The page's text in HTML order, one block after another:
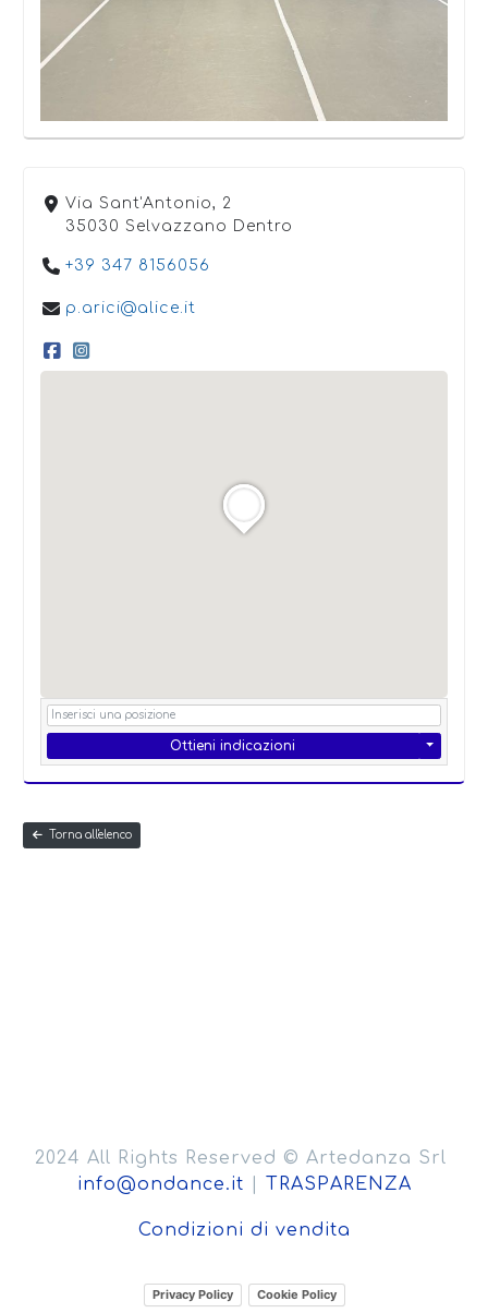
Via Sant'Antonio, 2
35030 Selvazzano Dentro
+39 347 8156056
p.arici@alice.it
Ottieni indicazioni
Torna all'elenco
2024 All Rights Reserved © Artedanza Srl
info@ondance.it
TRASPARENZA
Condizioni di vendita
Privacy Policy Cookie Policy